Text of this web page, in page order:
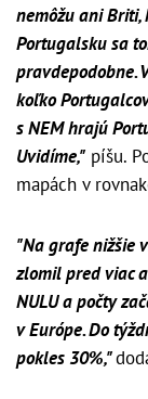
nemôžu ani
Portugalsku sa
pravdepodobne.
koľko
s NEM hrajú
Uvidíme," píšu.
mapách v
"Na grafe nižšie
zlomil pred viac
NULU a počty
v Európe. Do
pokles 30%,"